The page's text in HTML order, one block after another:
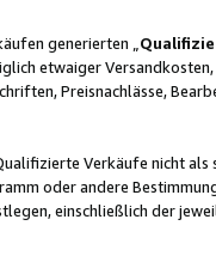
generierten „
etwaiger
Preisnachlässe,
Verkäufe nicht
oder andere
einschließlich der